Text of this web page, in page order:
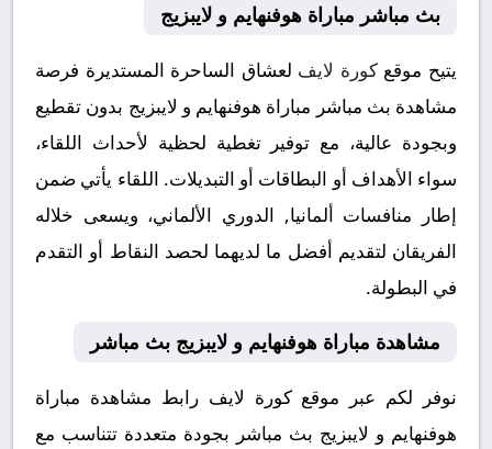
بث مباشر مباراة هوفنهايم و لايبزيج
يتيح موقعكورة لايف لعشاق الساحرة المستديرة فرصة
مشاهدة بث مباشر مباراة هوفنهايم و لايبزيج بدون تقطيع
وبجودة عالية، مع توفير تغطية لحظية لأحداث اللقاء،
سواء الأهداف أو البطاقات أو التبديلات. اللقاء يأتي ضمن
إطار منافسات ألمانيا, الدوري الألماني، ويسعى خلاله
الفريقان لتقديم أفضل ما لديهما لحصد النقاط أو التقدم
في البطولة.
مشاهدة مباراة هوفنهايم و لايبزيج بث مباشر
نوفر لكم عبر موقع كورة لايف رابط مشاهدة مباراة
هوفنهايم و لايبزيج بث مباشر بجودة متعددة تتناسب مع